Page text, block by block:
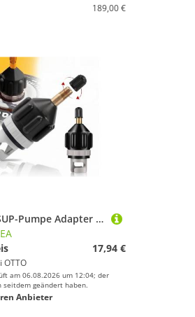
189,00 €
MOPUEA SUP-Pumpe Adapter für Schlauchboote Kompressor Luft Ventiladapter (Adapter Konventionelle Aufblasbares Boot Luftpumpe Luftventiladapter, 1-tlg), Konverter Pumpkopf Anschluss für Kajak Stand Up Paddle Board
17,94 €
OTTO
am 06.08.2026 um 12:04; der
seitdem geändert haben.
Anbieter